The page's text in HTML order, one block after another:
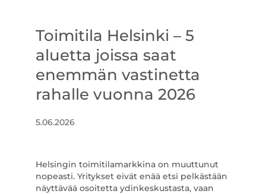
Toimitila Helsinki – 5
aluetta joissa saat
enemmän vastinetta
rahalle vuonna 2026
5.06.2026
Helsingin toimitilamarkkina on muuttunut
nopeasti. Yritykset eivät enää etsi pelkästään
näyttävää osoitetta ydinkeskustasta, vaan